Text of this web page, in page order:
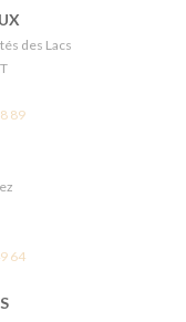
des Lacs
89
64